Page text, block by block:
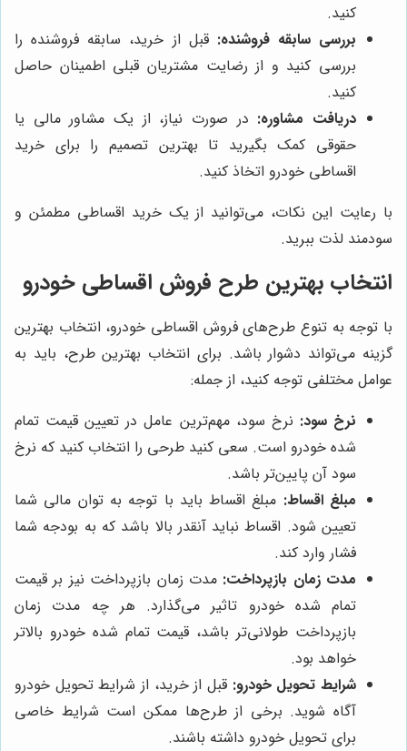
کنید.
بررسی سابقه فروشنده: قبل از خرید، سابقه فروشنده را
بررسی کنید و از رضایت مشتریان قبلی اطمینان حاصل
کنید.
دریافت مشاوره: در صورت نیاز، از یک مشاور مالی یا
حقوقی کمک بگیرید تا بهترین تصمیم را برای خرید
اقساطی خودرو اتخاذ کنید.
با رعایت این نکات، می‌توانید از یک خرید اقساطی مطمئن و
سودمند لذت ببرید.
انتخاب بهترین طرح فروش اقساطی خودرو
با توجه به تنوع طرح‌های فروش اقساطی خودرو، انتخاب بهترین
گزینه می‌تواند دشوار باشد. برای انتخاب بهترین طرح، باید به
عوامل مختلفی توجه کنید، از جمله:
نرخ سود: نرخ سود، مهم‌ترین عامل در تعیین قیمت تمام
شده خودرو است. سعی کنید طرحی را انتخاب کنید که نرخ
سود آن پایین‌تر باشد.
مبلغ اقساط: مبلغ اقساط باید با توجه به توان مالی شما
تعیین شود. اقساط نباید آنقدر بالا باشد که به بودجه شما
فشار وارد کند.
مدت زمان بازپرداخت: مدت زمان بازپرداخت نیز بر قیمت
تمام شده خودرو تاثیر می‌گذارد. هر چه مدت زمان
بازپرداخت طولانی‌تر باشد، قیمت تمام شده خودرو بالاتر
خواهد بود.
شرایط تحویل خودرو: قبل از خرید، از شرایط تحویل خودرو
آگاه شوید. برخی از طرح‌ها ممکن است شرایط خاصی
برای تحویل خودرو داشته باشند.